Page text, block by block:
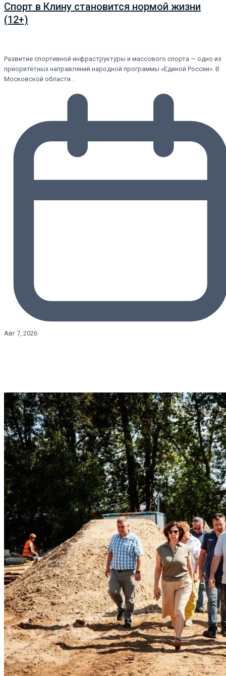
Спорт в Клину становится нормой жизни
(12+)
Развитие спортивной инфраструктуры и массового спорта — одно из
приоритетных направлений народной программы «Единой России». В
Московской области…
Авг 7, 2026